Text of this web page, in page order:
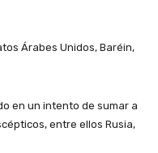
Árabes Unidos, Baréin,
en un intento de sumar a
entre ellos Rusia,